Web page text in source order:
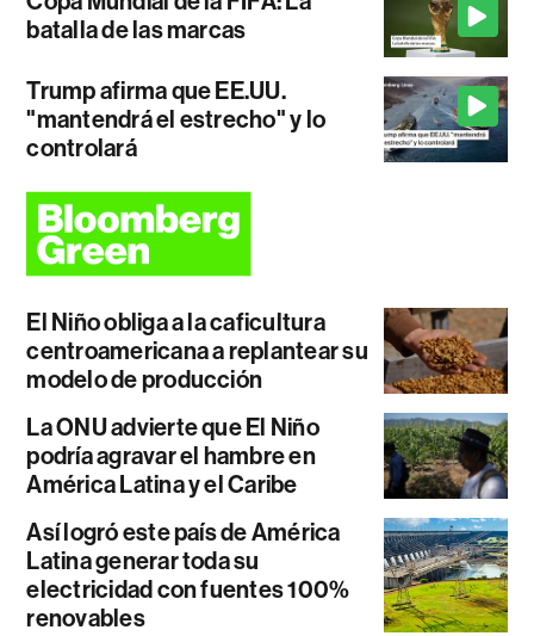
batalla de las marcas
Trump afirma que EE.UU.
"mantendrá el estrecho" y lo
controlará
El Niño obliga a la caficultura
centroamericana a replantear su
modelo de producción
La ONU advierte que El Niño
podría agravar el hambre en
América Latina y el Caribe
Así logró este país de América
Latina generar toda su
electricidad con fuentes 100%
renovables